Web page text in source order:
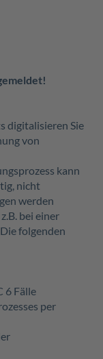
digitalisieren Sie
von
kann
nicht
werden
bei einer
folgenden
6 Fälle
per